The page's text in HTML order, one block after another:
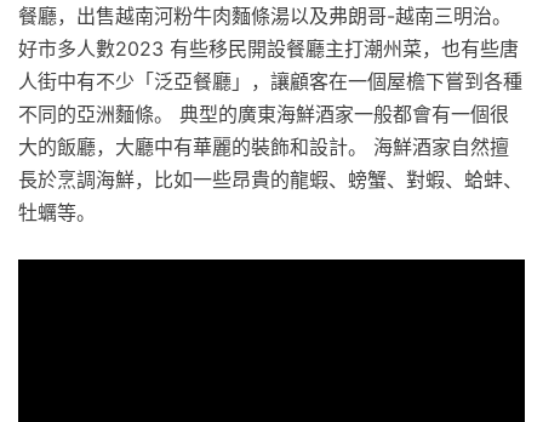
餐廳，出售越南河粉牛肉麵條湯以及弗朗哥-越南三明治。
好市多人數2023 有些移民開設餐廳主打潮州菜，也有些唐
人街中有不少「泛亞餐廳」，讓顧客在一個屋檐下嘗到各種
不同的亞洲麵條。 典型的廣東海鮮酒家一般都會有一個很
大的飯廳，大廳中有華麗的裝飾和設計。 海鮮酒家自然擅
長於烹調海鮮，比如一些昂貴的龍蝦、螃蟹、對蝦、蛤蚌、
牡蠣等。